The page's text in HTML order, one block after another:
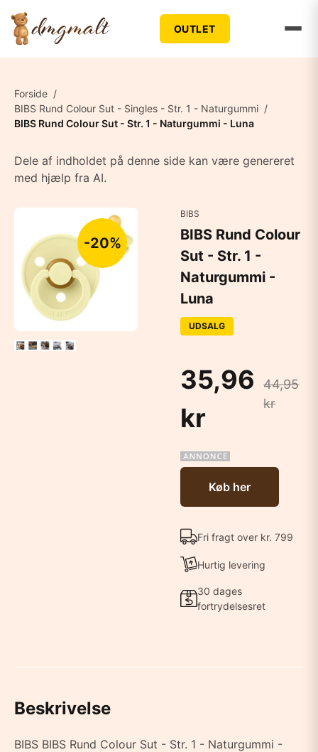
OUTLET
Forside /
BIBS Rund Colour Sut - Singles - Str. 1 - Naturgummi /
BIBS Rund Colour Sut - Str. 1 - Naturgummi - Luna
Dele af indholdet på denne side kan være genereret
med hjælp fra AI.
-20%
BIBS
BIBS Rund Colour
Sut - Str. 1 -
Naturgummi -
Luna
UDSALG
35,96
kr
44,95
kr
Køb her
Fri fragt over kr. 799
Hurtig levering
30 dages
fortrydelsesret
Beskrivelse
BIBS BIBS Rund Colour Sut - Str. 1 - Naturgummi -